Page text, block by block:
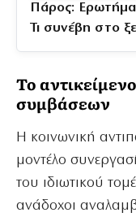
Πάρος:
Τι συνέβη στο
Το
συμβάσεων
Η κοινωνική
μοντέλο
του ιδιωτικού
ανάδοχοι